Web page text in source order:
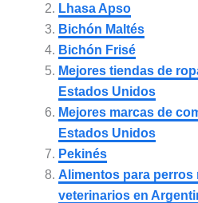
Lhasa Apso
Bichón Maltés
Bichón Frisé
Mejores tiendas de
Estados Unidos
Mejores marcas de
Estados Unidos
Pekinés
Alimentos para
veterinarios en